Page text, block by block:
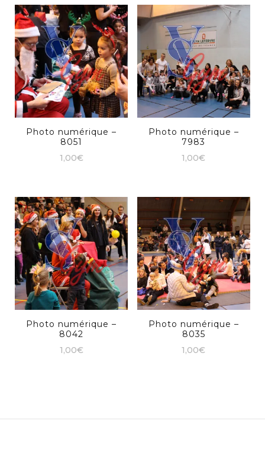
Photo numérique –
8051
1,00€
Photo numérique –
7983
1,00€
Photo numérique –
8042
1,00€
Photo numérique –
8035
1,00€